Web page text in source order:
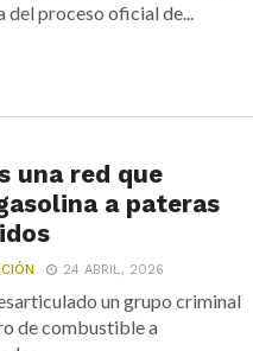
del proceso oficial de...
una red que
a pateras
24 ABRIL, 2026
un grupo criminal
de combustible a